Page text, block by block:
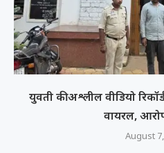
युवती की अश्लील वीडियो
वायरल,
August